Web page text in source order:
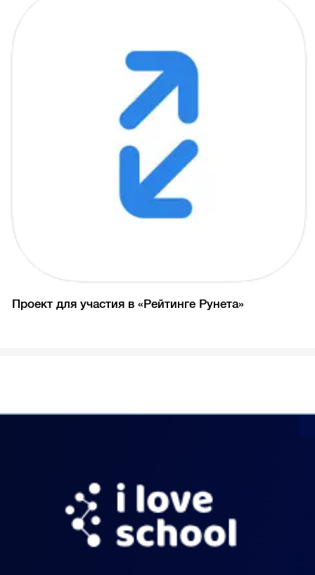
Проект для участия в «Рейтинге Рунета»